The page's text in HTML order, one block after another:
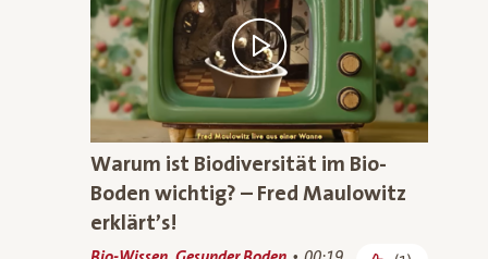
Warum ist Biodiversität im Bio-
Boden wichtig? – Fred Maulowitz
erklärt’s!